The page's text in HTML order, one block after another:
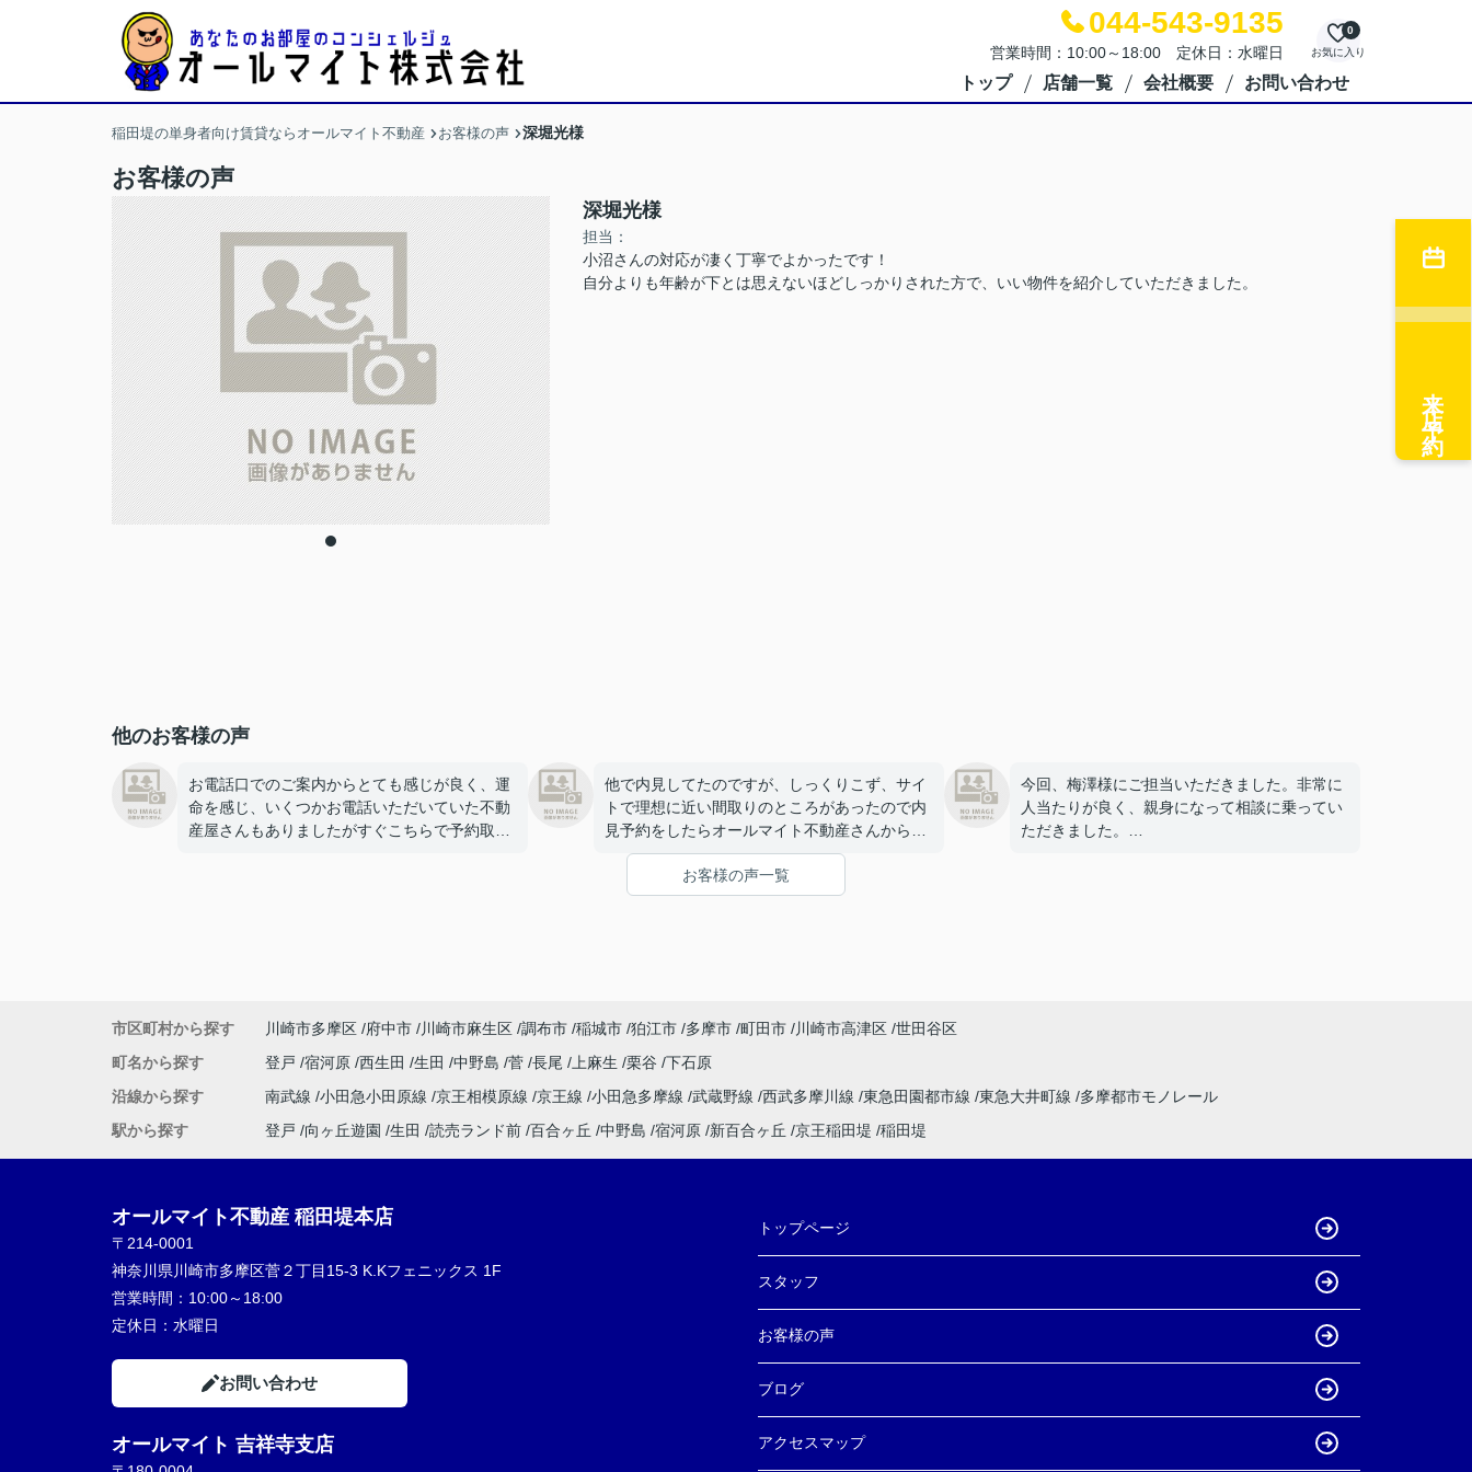
044-543-9135
営業時間：10:00～18:00 定休日：水曜日 お気に入り
0
トップ 店舗一覧 会社概要 お問い合わせ
稲田堤の単身者向け賃貸ならオールマイト不動産 お客様の声 深堀光様
お客様の声
深堀光様
担当：
小沼さんの対応が凄く丁寧でよかったです！
自分よりも年齢が下とは思えないほどしっかりされた方で、いい物件を紹介していただきました。
他のお客様の声
お電話口でのご案内からとても感じが良く、運
命を感じ、いくつかお電話いただいていた不動
産屋さんもありましたがすぐこちらで予約取ら
り、終始親切丁寧、分かりやすくご対応いただ
きました。
不動産屋さんに恵まれて大変満足しておりま
他で内見してたのですが、しっくりこず、サイ
トで理想に近い間取りのところがあったので内
見予約をしたらオールマイト不動産さんから連
絡を頂きました。期間の条件から別のお部屋を
教えていただき、わりとすぐに決まりました。
ありがとうございました。
今回、梅澤様にご担当いただきました。非常に
人当たりが良く、親身になって相談に乗ってい
ただきました。
お客様の声一覧
来店予約
市区町村から探す 川崎市多摩区 府中市 川崎市麻生区 調布市 稲城市 狛江市 多摩市 町田市 川崎市高津区 世田谷区
町名から探す
登戸 宿河原 西生田 生田 中野島 菅 長尾 上麻生 栗谷 下石原
沿線から探す
南武線 小田急小田原線 京王相模原線 京王線 小田急多摩線 武蔵野線 西武多摩川線 東急田園都市線 東急大井町線
多摩都市モノレール
駅から探す
登戸 向ヶ丘遊園 生田 読売ランド前 百合ヶ丘 中野島 宿河原 新百合ヶ丘 京王稲田堤 稲田堤
オールマイト不動産 稲田堤本店
〒214-0001
神奈川県川崎市多摩区菅２丁目15-3 K.Kフェニックス 1F
営業時間： 10:00～18:00
定休日： 水曜日
お問い合わせ
オールマイト 吉祥寺支店
トップページ
スタッフ
お客様の声
ブログ
アクセスマップ